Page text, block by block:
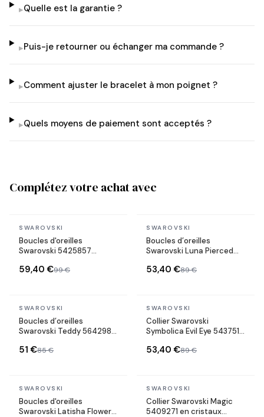
▸Quelle est la garantie ?
▸Puis-je retourner ou échanger ma commande ?
▸Comment ajuster le bracelet à mon poignet ?
▸Quels moyens de paiement sont acceptés ?
Complétez votre achat avec
En stock
SWAROVSKI
Boucles d'oreilles
Swarovski 5425857
bonheur en métal plaqué
59,40 €99 €
En stock
SWAROVSKI
Boucles d’oreilles
Swarovski Luna Pierced
cristaux
53,40 €89 €
En stock
SWAROVSKI
Boucles d’oreilles
Swarovski Teddy 5642982
51 €85 €
En stock
SWAROVSKI
Collier Swarovski
Symbolica Evil Eye 5437517
cristaux multicolores
53,40 €89 €
En stock
SWAROVSKI
Boucles d'oreilles
Swarovski Latisha Flower
En stock
SWAROVSKI
Collier Swarovski Magic
5409271 en cristaux